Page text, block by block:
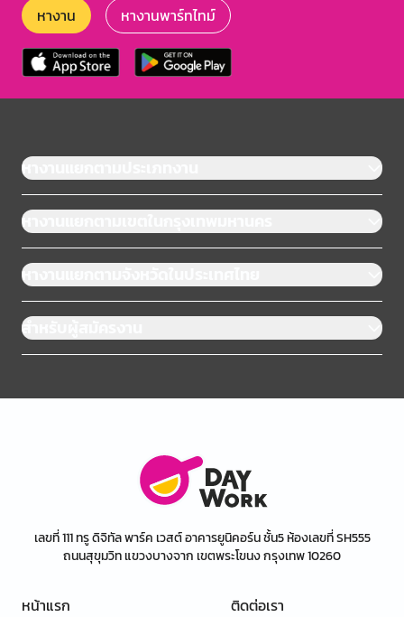
หางาน หางานพาร์ทไทม์
หางานแยกตามประเภทงาน
หางานแยกตามเขตในกรุงเทพมหานคร
หางานแยกตามจังหวัดในประเทศไทย
สำหรับผู้สมัครงาน
เลขที่ 111 ทรู ดิจิทัล พาร์ค เวสต์ อาคารยูนิคอร์น ชั้น5 ห้องเลขที่ SH555
ถนนสุขุมวิท แขวงบางจาก เขตพระโขนง กรุงเทพ 10260
หน้าแรก
ติดต่อเรา